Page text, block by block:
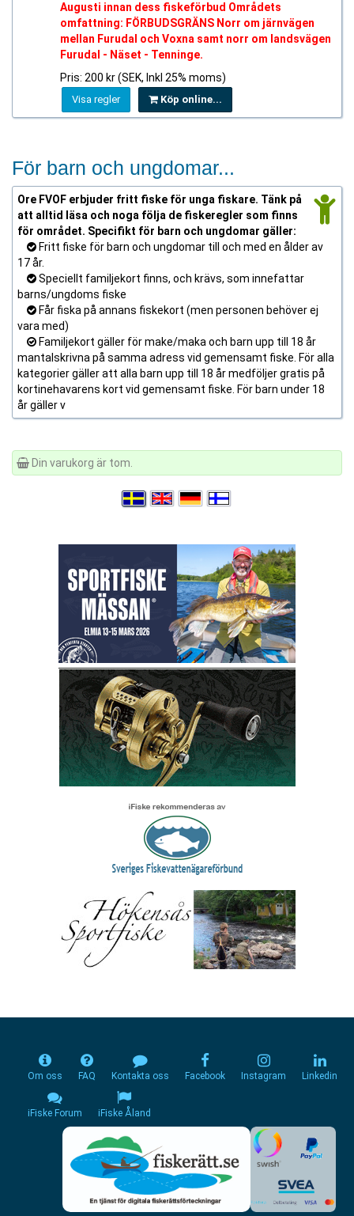
Augusti innan dess fiskeförbud Områdets
omfattning: FÖRBUDSGRÄNS Norr om järnvägen
mellan Furudal och Voxna samt norr om landsvägen
Furudal - Näset - Tenninge.
Pris: 200 kr (SEK, Inkl 25% moms)
Visa regler Köp online...
För barn och ungdomar...
Ore FVOF erbjuder fritt fiske för unga fiskare. Tänk på
att alltid läsa och noga följa de fiskeregler som finns
för området. Specifikt för barn och ungdomar gäller:
Fritt fiske för barn och ungdomar till och med en ålder av
17 år.
Speciellt familjekort finns, och krävs, som innefattar
barns/ungdoms fiske
Får fiska på annans fiskekort (men personen behöver ej
vara med)
Familjekort gäller för make/maka och barn upp till 18 år
mantalskrivna på samma adress vid gemensamt fiske. För alla
kategorier gäller att alla barn upp till 18 år medföljer gratis på
kortinehavarens kort vid gemensamt fiske. För barn under 18
år gäller v
Din varukorg är tom.
Om oss FAQ Kontakta oss Facebook Instagram Linkedin
iFiske Forum iFiske Åland